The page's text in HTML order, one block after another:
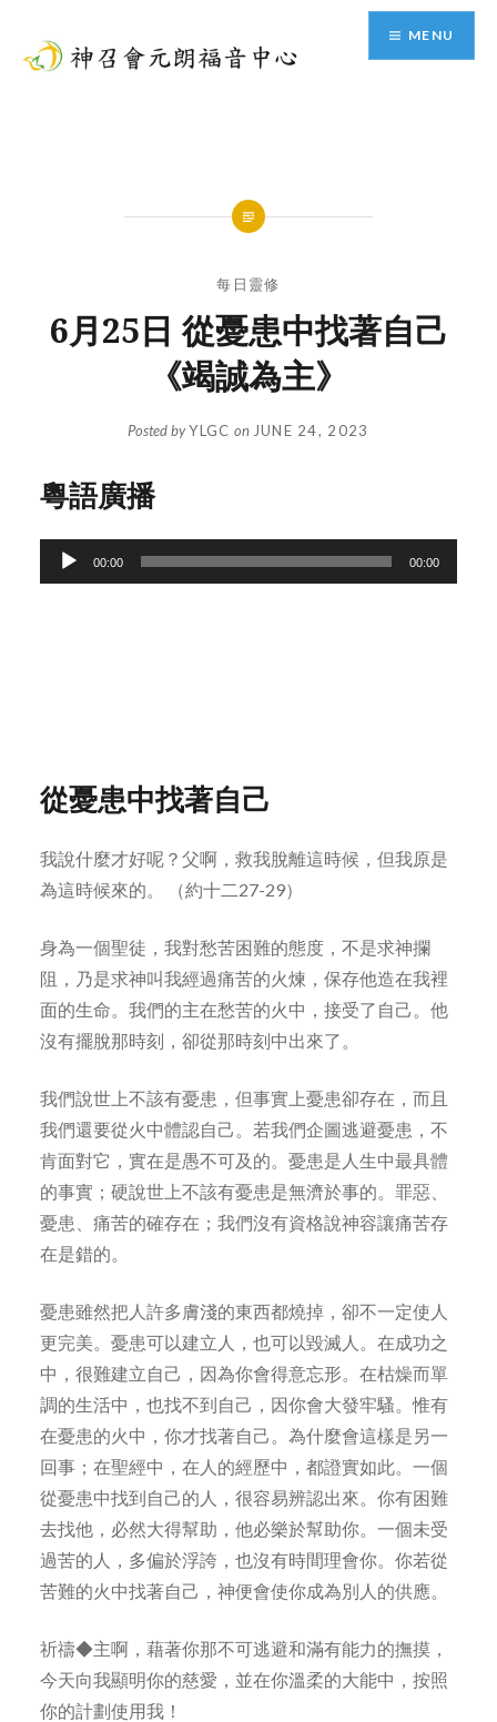
content
MENU
每日靈修
6月25日 從憂患中找著自己
《竭誠為主》
Posted byYLGC on JUNE 24, 2023
粵語廣播
Audio
Player
00:00 00:00
從憂患中找著自己
我說什麼才好呢？父啊，救我脫離這時候，但我原是
為這時候來的。 （約十二27-29）
身為一個聖徒，我對愁苦困難的態度，不是求神攔
阻，乃是求神叫我經過痛苦的火煉，保存他造在我裡
面的生命。我們的主在愁苦的火中，接受了自己。他
沒有擺脫那時刻，卻從那時刻中出來了。
我們說世上不該有憂患，但事實上憂患卻存在，而且
我們還要從火中體認自己。若我們企圖逃避憂患，不
肯面對它，實在是愚不可及的。憂患是人生中最具體
的事實；硬說世上不該有憂患是無濟於事的。罪惡、
憂患、痛苦的確存在；我們沒有資格說神容讓痛苦存
在是錯的。
憂患雖然把人許多膚淺的東西都燒掉，卻不一定使人
更完美。憂患可以建立人，也可以毀滅人。在成功之
中，很難建立自己，因為你會得意忘形。在枯燥而單
調的生活中，也找不到自己，因你會大發牢騷。惟有
在憂患的火中，你才找著自己。為什麼會這樣是另一
回事；在聖經中，在人的經歷中，都證實如此。一個
從憂患中找到自己的人，很容易辨認出來。你有困難
去找他，必然大得幫助，他必樂於幫助你。一個未受
過苦的人，多偏於浮誇，也沒有時間理會你。你若從
苦難的火中找著自己，神便會使你成為別人的供應。
祈禱◆主啊，藉著你那不可逃避和滿有能力的撫摸，
今天向我顯明你的慈愛，並在你溫柔的大能中，按照
你的計劃使用我！